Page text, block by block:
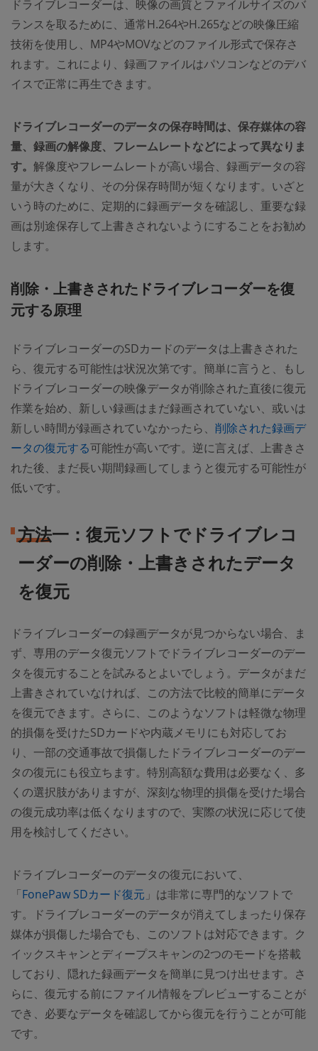
ドライブレコーダーは、映像の画質とファイルサイズのバ
ランスを取るために、通常H.264やH.265などの映像圧縮
技術を使用し、MP4やMOVなどのファイル形式で保存さ
れます。これにより、録画ファイルはパソコンなどのデバ
イスで正常に再生できます。
ドライブレコーダーのデータの保存時間は、保存媒体の容
量、録画の解像度、フレームレートなどによって異なりま
す。 解像度やフレームレートが高い場合、録画データの容
量が大きくなり、その分保存時間が短くなります。いざと
いう時のために、定期的に録画データを確認し、重要な録
画は別途保存して上書きされないようにすることをお勧め
します。
削除・上書きされたドライブレコーダーを復
元する原理
ドライブレコーダーのSDカードのデータは上書きされた
ら、復元する可能性は状況次第です。簡単に言うと、もし
ドライブレコーダーの映像データが削除された直後に復元
作業を始め、新しい録画はまだ録画されていない、或いは
新しい時間が録画されていなかったら、 削除された録画デ
ータの復元する可能性が高いです。逆に言えば、上書きさ
れた後、まだ長い期間録画してしまうと復元する可能性が
低いです。
方法一：復元ソフトでドライブレコ
ーダーの削除・上書きされたデータ
を復元
ドライブレコーダーの録画データが見つからない場合、ま
ず、専用のデータ復元ソフトでドライブレコーダーのデー
タを復元することを試みるとよいでしょう。データがまだ
上書きされていなければ、この方法で比較的簡単にデータ
を復元できます。さらに、このようなソフトは軽微な物理
的損傷を受けたSDカードや内蔵メモリにも対応してお
り、一部の交通事故で損傷したドライブレコーダーのデー
タの復元にも役立ちます。特別高額な費用は必要なく、多
くの選択肢がありますが、深刻な物理的損傷を受けた場合
の復元成功率は低くなりますので、実際の状況に応じて使
用を検討してください。
ドライブレコーダーのデータの復元において、
「FonePaw SDカード復元 」は非常に専門的なソフトで
す。ドライブレコーダーのデータが消えてしまったり保存
媒体が損傷した場合でも、このソフトは対応できます。ク
イックスキャンとディープスキャンの2つのモードを搭載
しており、隠れた録画データを簡単に見つけ出せます。さ
らに、復元する前にファイル情報をプレビューすることが
でき、必要なデータを確認してから復元を行うことが可能
です。